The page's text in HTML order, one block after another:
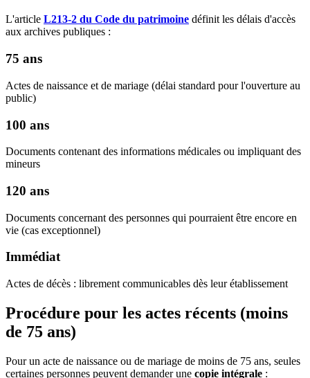
L'article L213-2 du Code du patrimoine définit les délais d'accès
aux archives publiques :
75 ans
Actes de naissance et de mariage (délai standard pour l'ouverture au
public)
100 ans
Documents contenant des informations médicales ou impliquant des
mineurs
120 ans
Documents concernant des personnes qui pourraient être encore en
vie (cas exceptionnel)
Immédiat
Actes de décès : librement communicables dès leur établissement
Procédure pour les actes récents (moins
de 75 ans)
Pour un acte de naissance ou de mariage de moins de 75 ans, seules
certaines personnes peuvent demander une copie intégrale :